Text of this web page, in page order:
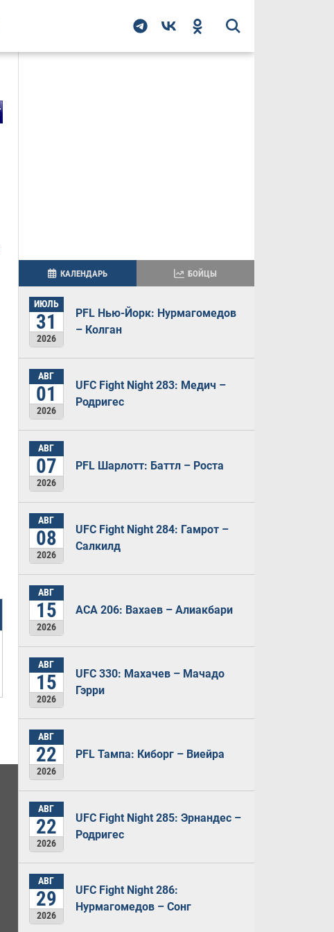
КАЛЕНДАРЬ БОЙЦЫ
ИЮЛЬ
31
2026
PFL Нью-Йорк: Нурмагомедов
– Колган
АВГ
01
2026
UFC Fight Night 283: Медич –
Родригес
АВГ
07
2026
PFL Шарлотт: Баттл – Роста
АВГ
08
2026
UFC Fight Night 284: Гамрот –
Салкилд
АВГ
15
2026
ACA 206: Вахаев – Алиакбари
АВГ
15
2026
UFC 330: Махачев – Мачадо
Гэрри
АВГ
22
2026
PFL Тампа: Киборг – Виейра
АВГ
22
2026
UFC Fight Night 285: Эрнандес –
Родригес
АВГ
29
2026
UFC Fight Night 286:
Нурмагомедов – Сонг